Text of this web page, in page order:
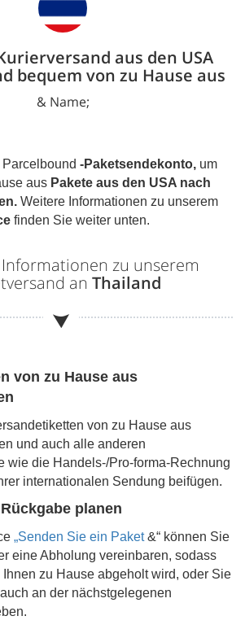
aus den USA
bequem von zu Hause aus
& Name;
-Paketsendekonto, um
aus Pakete aus den USA nach
Weitere Informationen zu unserem
finden Sie weiter unten.
zu unserem
an Thailand
von zu Hause aus
von zu Hause aus
und auch alle anderen
wie die Handels-/Pro-forma-Rechnung
internationalen Sendung beifügen.
planen
„Senden Sie ein Paket&“ können Sie
eine Abholung vereinbaren, sodass
Ihnen zu Hause abgeholt wird, oder Sie
an der nächstgelegenen